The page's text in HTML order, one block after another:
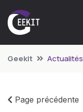
Geekit Actualités
Page précédente